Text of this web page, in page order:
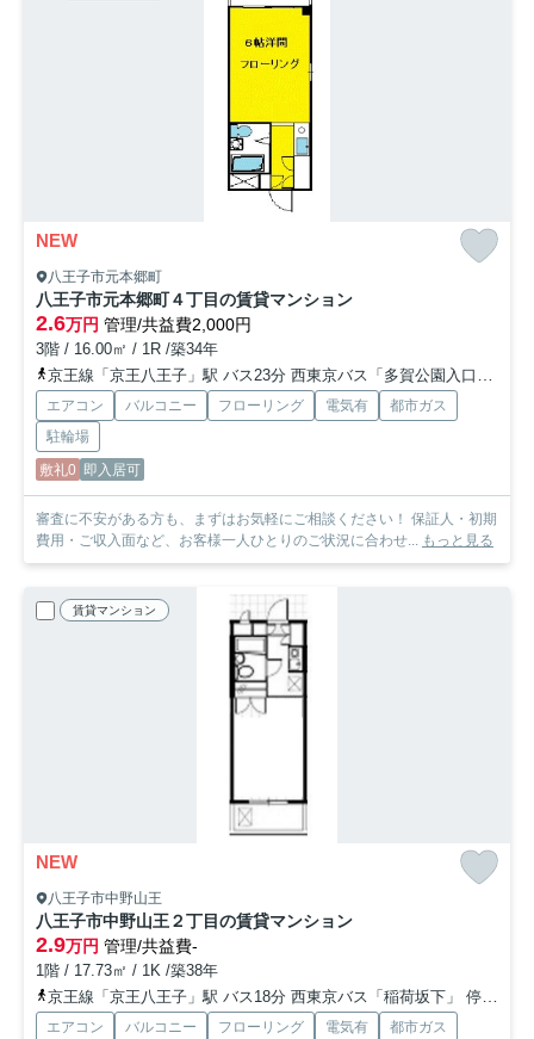
NEW
八王子市元本郷町
八王子市元本郷町４丁目の賃貸マンション
2.6万円 管理/共益費2,000円
3階 / 16.00㎡ / 1R /築34年
京王線「京王八王子」駅 バス23分 西東京バス「多賀公園入口」 停歩2分
エアコン バルコニー フローリング 電気有
都市ガス
駐輪場
敷礼0 即入居可
審査に不安がある方も、まずはお気軽にご相談ください！ 保証人・初期
費用・ご収入面など、お客様一人ひとりのご状況に合わせ... もっと見る
賃貸マンション
NEW
八王子市中野山王
八王子市中野山王２丁目の賃貸マンション
2.9万円 管理/共益費-
1階 / 17.73㎡ / 1K /築38年
京王線「京王八王子」駅 バス18分 西東京バス「稲荷坂下」 停歩7分
エアコン バルコニー フローリング 電気有
都市ガス